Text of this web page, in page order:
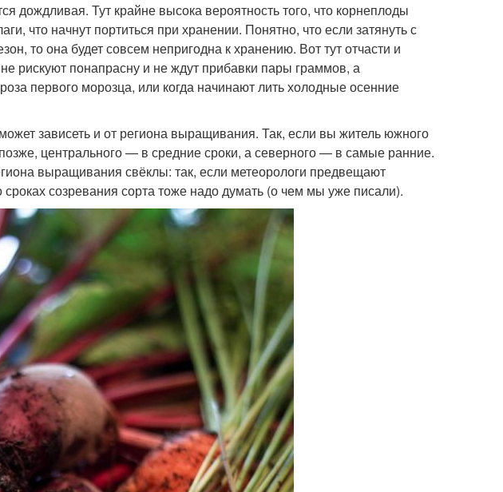
дождливая. Тут крайне высока вероятность того, что корнеплоды
что начнут портиться при хранении. Понятно, что если затянуть с
то она будет совсем непригодна к хранению. Вот тут отчасти и
рискуют понапрасну и не ждут прибавки пары граммов, а
первого морозца, или когда начинают лить холодные осенние
зависеть и от региона выращивания. Так, если вы житель южного
центрального — в средние сроки, а северного — в самые ранние.
выращивания свёклы: так, если метеорологи предвещают
созревания сорта тоже надо думать (о чем мы уже писали).